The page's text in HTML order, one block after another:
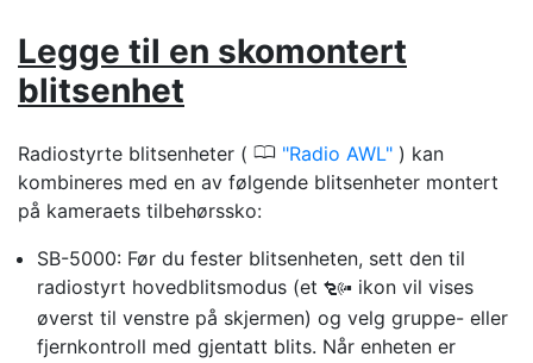
Legge til en skomontert
blitsenhet
Radiostyrte blitsenheter ( 0 Radio AWL ) kan
kombineres med en av følgende blitsenheter montert
på kameraets tilbehørssko:
SB-5000: Før du fester blitsenheten, sett den til
radiostyrt hovedblitsmodus (et d ikon vil vises
øverst til venstre på skjermen) og velg gruppe- eller
fjernkontroll med gjentatt blits. Når enheten er